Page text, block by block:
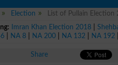
Election
List of Pullain
Imran Khan Election 2018 |
NA 8 NA 200 NA 132 NA 192
Share